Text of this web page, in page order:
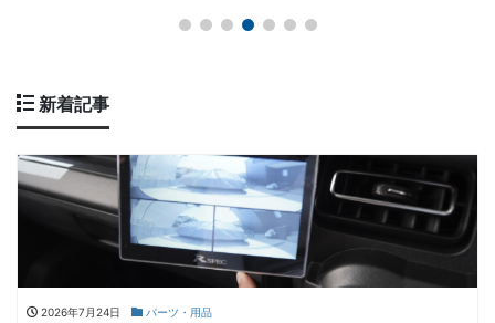
新着記事
2026年7月24日 パーツ・用品